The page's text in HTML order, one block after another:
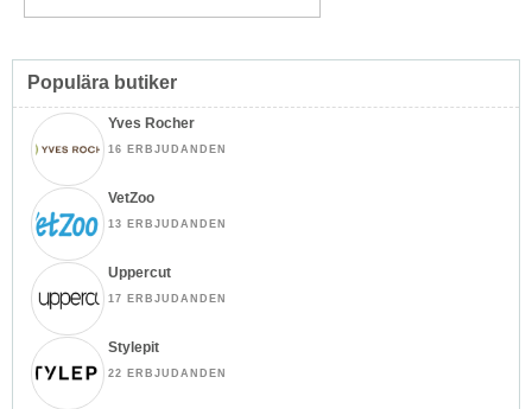
Populära butiker
Yves Rocher
16 ERBJUDANDEN
VetZoo
13 ERBJUDANDEN
Uppercut
17 ERBJUDANDEN
Stylepit
22 ERBJUDANDEN